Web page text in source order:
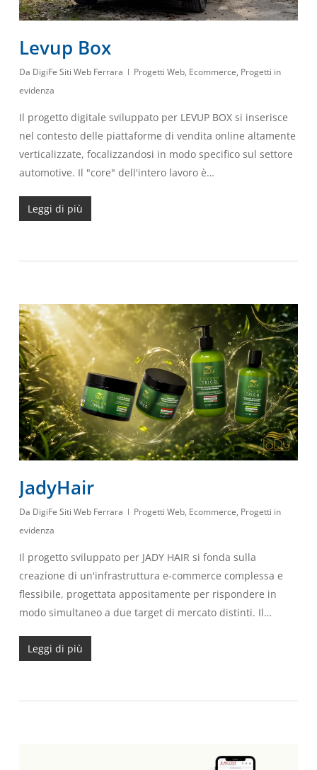
Levup Box
Da DigiFe Siti Web Ferrara Progetti Web, Ecommerce, Progetti in
evidenza
Il progetto digitale sviluppato per LEVUP BOX si inserisce
nel contesto delle piattaforme di vendita online altamente
verticalizzate, focalizzandosi in modo specifico sul settore
automotive. Il "core" dell'intero lavoro è…
Leggi di più
JadyHair
Da DigiFe Siti Web Ferrara Progetti Web, Ecommerce, Progetti in
evidenza
Il progetto sviluppato per JADY HAIR si fonda sulla
creazione di un'infrastruttura e-commerce complessa e
flessibile, progettata appositamente per rispondere in
modo simultaneo a due target di mercato distinti. Il…
Leggi di più